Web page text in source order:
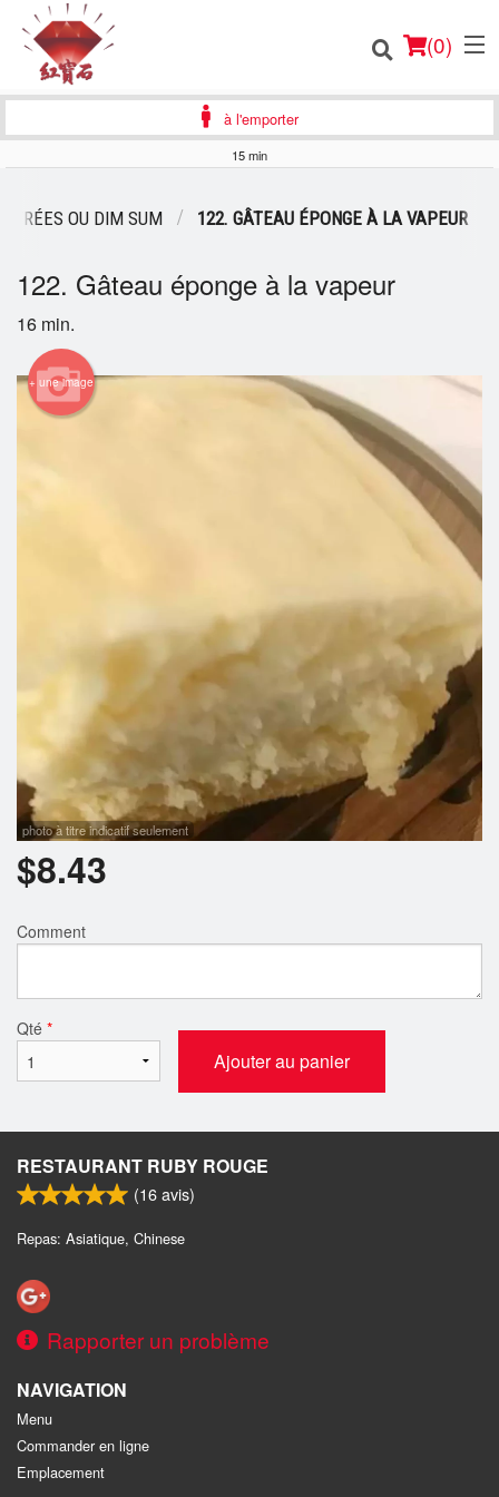
(0)
Commander en ligne
Connection
Inscription
Rechercher
à l'emporter
15 min
OU DIM SUM 122. GÂTEAU ÉPONGE À LA VAPEUR
122. Gâteau éponge à la vapeur
16 min.
+ une image
photo à titre indicatif seulement
$8.43
Comment
Qté *
Ajouter au panier
RESTAURANT RUBY ROUGE
(16avis)
Repas: Asiatique, Chinese
Rapporter un problème
NAVIGATION
Menu
Commander en ligne
Emplacement